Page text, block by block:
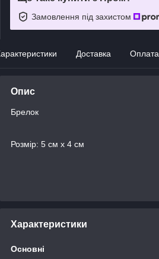
Замовлення під захистом
Доставка Оплата
Опис
Брелок
Розмір: 5 см х 4 см
Характеристики
Основні